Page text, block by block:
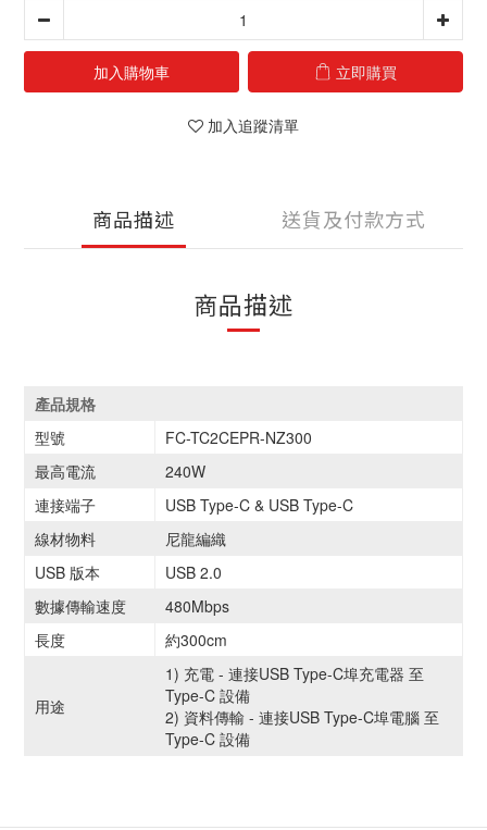
加入購物車 立即購買
加入追蹤清單
商品描述 送貨及付款方式
商品描述
產品規格
型號
FC-TC2CEPR-NZ300
最高電流
240W
連接端子
USB Type-C & USB Type-C
線材物料
尼龍編織
USB 版本
USB 2.0
數據傳輸速度
480Mbps
長度
約300cm
用途
1) 充電 - 連接USB Type-C埠充電器 至
Type-C 設備
2) 資料傳輸 - 連接USB Type-C埠電腦 至
Type-C 設備